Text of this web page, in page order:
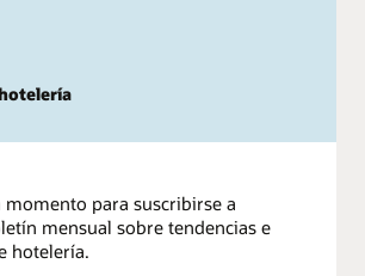
momento para suscribirse a
mensual sobre tendencias e
hotelería.